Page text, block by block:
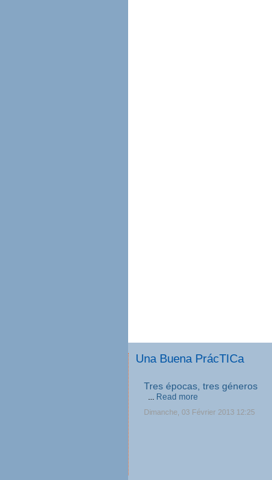
Una Buena PrácTICa
Tres épocas, tres géneros
... Read more
Dimanche, 03 Février 2013 12:25